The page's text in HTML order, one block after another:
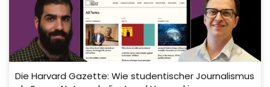
Die Harvard Gazette: Wie studentischer Journalismus